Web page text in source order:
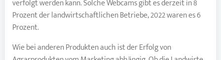
verfolgt werden kann. Solche Webcams gibt es derzeit in 8
Prozent der landwirtschaftlichen Betriebe, 2022 waren es 6
Prozent.
Wie bei anderen Produkten auch ist der Erfolg von